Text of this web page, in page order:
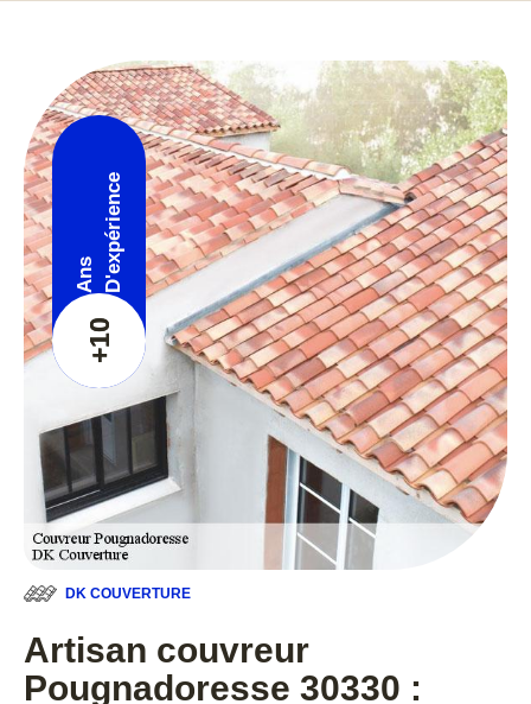
+10
Ans D'expérience
DK COUVERTURE
Artisan couvreur
Pougnadoresse 30330 :